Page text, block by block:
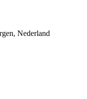
Nederland